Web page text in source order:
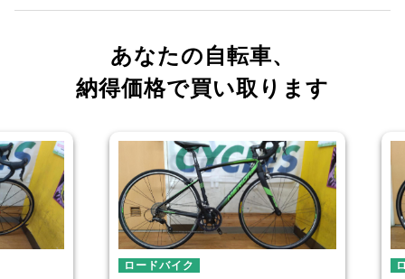
あなたの自転車、
納得価格で買い取ります
ロードバイク ロー